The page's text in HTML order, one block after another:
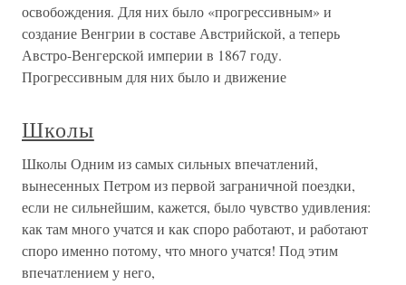
освобождения. Для них было «прогрессивным» и
создание Венгрии в составе Австрийской, а теперь
Австро-Венгерской империи в 1867 году.
Прогрессивным для них было и движение
Школы
Школы Одним из самых сильных впечатлений,
вынесенных Петром из первой заграничной поездки,
если не сильнейшим, кажется, было чувство удивления:
как там много учатся и как споро работают, и работают
споро именно потому, что много учатся! Под этим
впечатлением у него,